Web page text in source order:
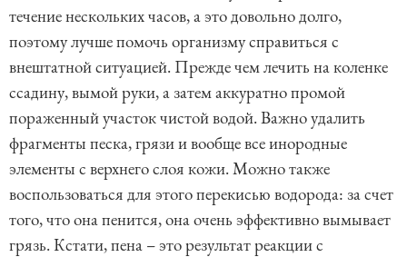
течение нескольких часов, а это довольно долго,
поэтому лучше помочь организму справиться с
внештатной ситуацией. Прежде чем лечить на коленке
ссадину, вымой руки, а затем аккуратно промой
пораженный участок чистой водой. Важно удалить
фрагменты песка, грязи и вообще все инородные
элементы с верхнего слоя кожи. Можно также
воспользоваться для этого перекисью водорода: за счет
того, что она пенится, она очень эффективно вымывает
грязь. Кстати, пена – это результат реакции с